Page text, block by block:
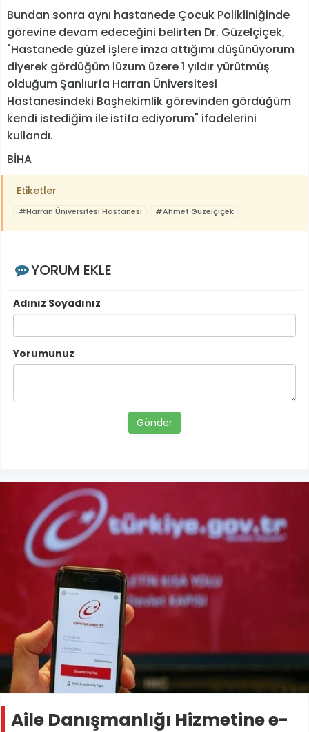
Bundan sonra aynı hastanede Çocuk Polikliniğinde
görevine devam edeceğini belirten Dr. Güzelçiçek,
"Hastanede güzel işlere imza attığımı düşünüyorum
diyerek gördüğüm lüzum üzere 1 yıldır yürütmüş
olduğum Şanlıurfa Harran Üniversitesi
Hastanesindeki Başhekimlik görevinden gördüğüm
kendi istediğim ile istifa ediyorum" ifadelerini
kullandı.
BİHA
Etiketler
#Harran Üniversitesi Hastanesi #Ahmet Güzelçiçek
YORUM EKLE
Adınız Soyadınız
Yorumunuz
Gönder
Aile Danışmanlığı Hizmetine e-